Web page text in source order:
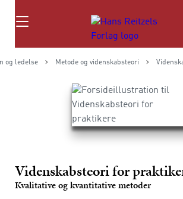
Søg
og ledelse Metode og videnskabsteori
Videnskabsteori for
Kvalitative og kvantitative metoder